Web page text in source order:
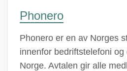
Phonero
Phonero er en av Norges
innenfor bedriftstelefoni og
Norge. Avtalen gir alle